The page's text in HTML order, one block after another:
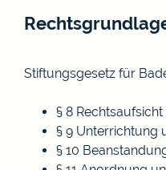
Stiftungsgesetz für
§ 8 Rechtsaufsicht
§ 9 Unterrichtung
§ 10